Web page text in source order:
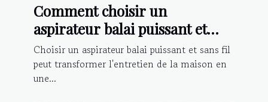
Comment choisir un
aspirateur balai puissant et
sans fil ?
Choisir un aspirateur balai puissant et sans fil
peut transformer l'entretien de la maison en
une...